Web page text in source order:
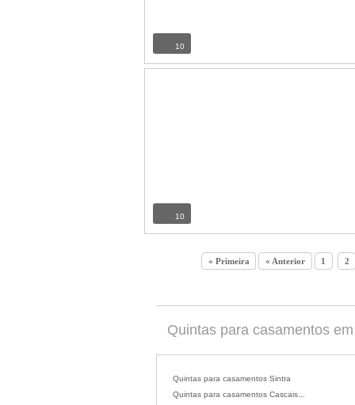
10
10
« Primeira « Anterior 1 2
Quintas para casamentos
Quintas para casamentos Sintra
Quintas para casamentos Cascais...